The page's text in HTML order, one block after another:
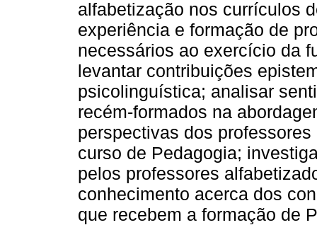
alfabetização nos currículos
experiência e formação de
necessários ao exercício da
levantar contribuições
psicolinguística; analisar
recém-formados na
perspectivas dos
curso de Pedagogia;
pelos professores
conhecimento acerca dos
que recebem a formação de